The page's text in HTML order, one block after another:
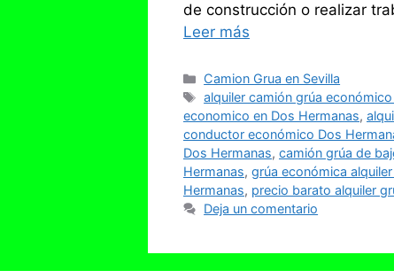
de construcción o realizar
Leer más
Categorías
Camion Grua en Sevilla
Etiquetas
alquiler camión grúa
economico en Dos Hermanas,
conductor económico Dos
Dos Hermanas, camión grúa de
Hermanas, grúa económica
Hermanas, precio barato alquiler
Deja un comentario